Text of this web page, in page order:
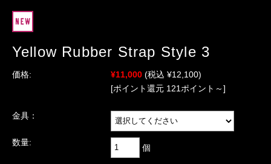
Yellow Rubber Strap Style 3
価格: ¥11,000 (税込 ¥12,100)
[ポイント還元 121ポイント～]
金具：
数量:
個